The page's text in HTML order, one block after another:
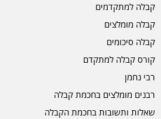
קבלה למתקדמים
קבלה מומלצים
קבלה סיכומים
קורס קבלה למתקדם
רבי נחמן
רבנים מומלצים בחכמת קבלה
שאלות ותשובות בחכמת הקבלה